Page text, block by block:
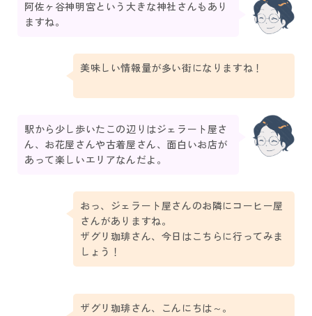
阿佐ヶ谷神明宮という大きな神社さんもあり
ますね。
美味しい情報量が多い街になりますね！
駅から少し歩いたこの辺りはジェラート屋さ
ん、お花屋さんや古着屋さん、面白いお店が
あって楽しいエリアなんだよ。
おっ、ジェラート屋さんのお隣にコーヒー屋
さんがありますね。
ザグリ珈琲さん、今日はこちらに行ってみま
しょう！
ザグリ珈琲さん、こんにちは～。